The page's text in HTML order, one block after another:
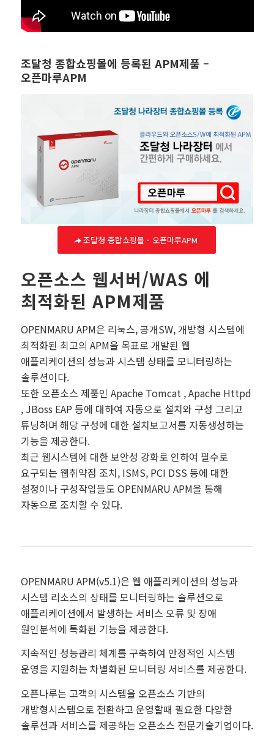
조달청 종합쇼핑몰에 등록된 APM제품 –
오픈마루APM
조달청 종합쇼핑몰 - 오픈마루APM
오픈소스 웹서버/WAS 에
최적화된 APM제품
OPENMARU APM은 리눅스, 공개SW, 개방형 시스템에
최적화된 최고의 APM을 목표로 개발된 웹
애플리케이션의 성능과 시스템 상태를 모니터링하는
솔루션이다.
또한 오픈소스 제품인 Apache Tomcat , Apache Httpd
, JBoss EAP 등에 대하여 자동으로 설치와 구성 그리고
튜닝하며 해당 구성에 대한 설치보고서를 자동생성하는
기능을 제공한다.
최근 웹시스템에 대한 보안성 강화로 인하여 필수로
요구되는 웹취약점 조치, ISMS, PCI DSS 등에 대한
설정이나 구성작업들도 OPENMARU APM을 통해
자동으로 조치할 수 있다.
OPENMARU APM(v5.1)은 웹 애플리케이션의 성능과
시스템 리소스의 상태를 모니터링하는 솔루션으로
애플리케이션에서 발생하는 서비스 오류 및 장애
원인분석에 특화된 기능을 제공한다.
지속적인 성능관리 체계를 구축하여 안정적인 시스템
운영을 지원하는 차별화된 모니터링 서비스를 제공한다.
오픈나루는 고객의 시스템을 오픈소스 기반의
개방형시스템으로 전환하고 운영할때 필요한 다양한
솔루션과 서비스를 제공하는 오픈소스 전문기술기업이다.